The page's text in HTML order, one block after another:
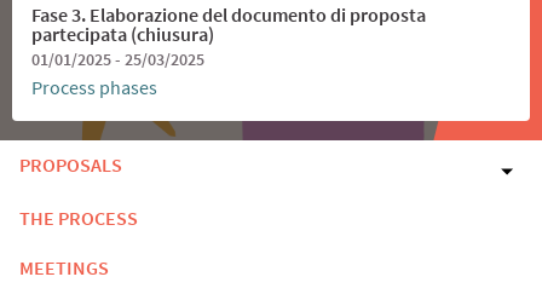
Fase 3. Elaborazione del documento di proposta
partecipata (chiusura)
01/01/2025 - 25/03/2025
Process phases
PROPOSALS
THE PROCESS
MEETINGS